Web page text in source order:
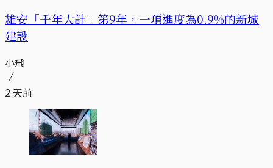
​​雄安「千年大計」第9年，一項進度為0.9%的新城
建設
小飛
2 天前